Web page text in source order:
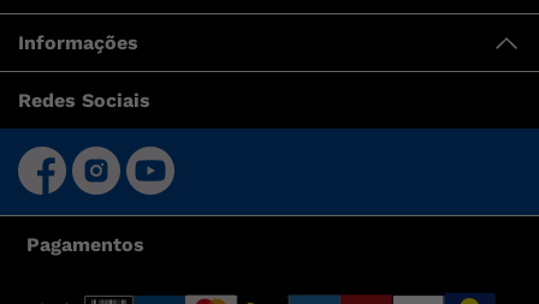
Informações
Redes Sociais
Pagamentos